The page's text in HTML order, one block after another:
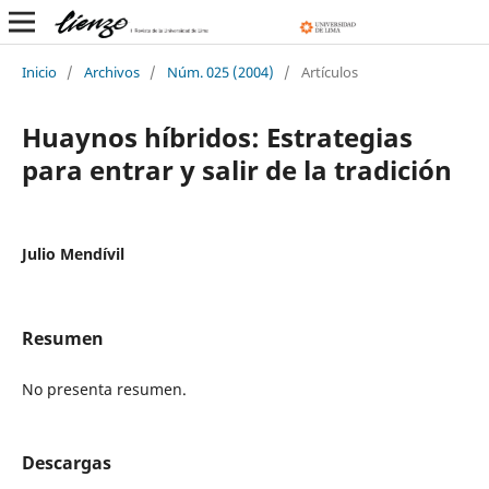
Inicio / Archivos / Núm. 025 (2004) / Artículos
Huaynos híbridos: Estrategias
para entrar y salir de la tradición
Julio Mendívil
Resumen
No presenta resumen.
Descargas